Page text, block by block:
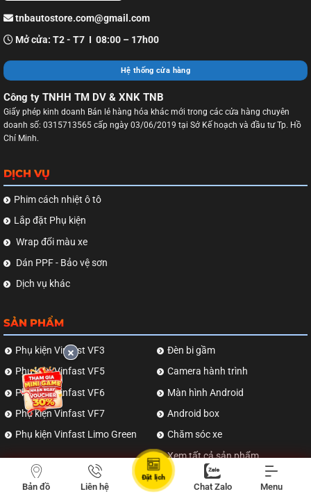
tnbautostore.com@gmail.com
Mở cửa: T2 - T7 I 08:00 – 17h00
Hệ thống cửa hàng
Công ty TNHH TM DV & XNK TNB
Giấy phép kinh doanh Bán lẻ hàng hóa khác mới trong các cửa hàng chuyên
doanh số: 0315713565 cấp ngày 03/06/2019 tại Sở Kế hoạch và đầu tư Tp. Hồ
Chí Minh.
DỊCH VỤ
Phim cách nhiệt ô tô
Lắp đặt Phụ kiện
Wrap đổi màu xe
Dán PPF - Bảo vệ sơn
Dịch vụ khác
SẢN PHẨM
Phụ kiện Vinfast VF3
Phụ kiện Vinfast VF5
Phụ kiện Vinfast VF6
Phụ kiện Vinfast VF7
Phụ kiện Vinfast Limo Green
Đèn bi gầm
Camera hành trình
Màn hình Android
Android box
Chăm sóc xe
Xem tất cả sản phẩm
CHỨNG NHẬN & XÁC MINH
Bản đồ Liên hệ
Đặt lịch
Chat Zalo Menu